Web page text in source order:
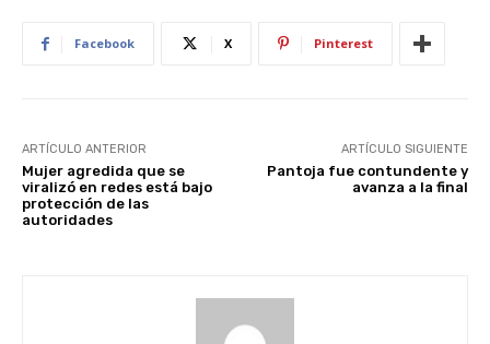
Facebook X Pinterest
ARTÍCULO ANTERIOR
Mujer agredida que se
viralizó en redes está bajo
protección de las
autoridades
ARTÍCULO SIGUIENTE
Pantoja fue contundente y
avanza a la final